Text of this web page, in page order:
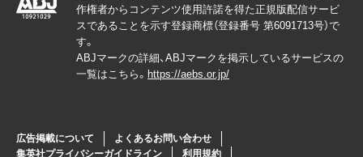
作権者からコンテンツ使用許諾を得た正規版配信サービ
スであることを示す登録商標（登録番号 第6091713号）で
す。
ABJマークの詳細、ABJマークを掲示しているサービスの
一覧はこちら。 https://aebs.or.jp/
広告掲載について
よくあるお問い合わせ
集英社プライバシーガイドライン
利用規約